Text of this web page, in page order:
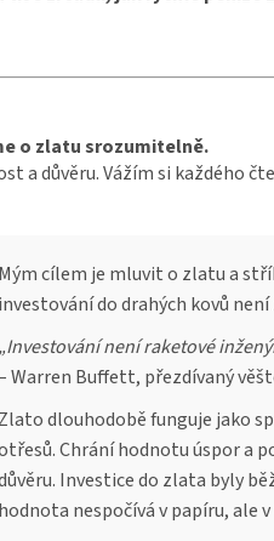
o zlatu srozumitelně.
a důvěru. Vážím si každého
Mým cílem je mluvit o zlatu a
investování do drahých kovů není
„Investování není raketové
Warren Buffett, přezdívaný
Zlato dlouhodobě funguje jako
Chrání hodnotu úspor a
Investice do zlata byly
hodnota nespočívá v papíru, ale